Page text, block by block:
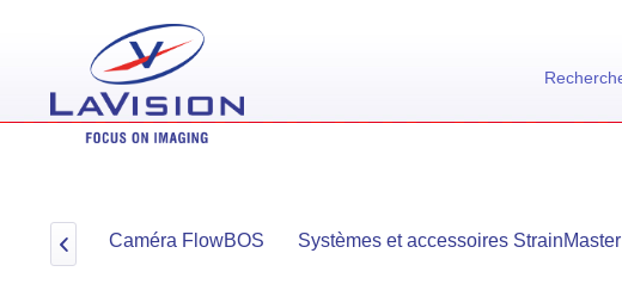
Caméra FlowBOS Systèmes et accessoires StrainMaster
